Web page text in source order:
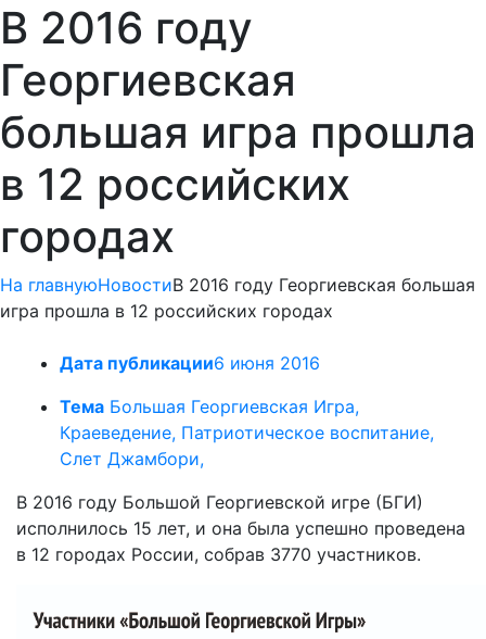
В 2016 году
Георгиевская
большая игра прошла
в 12 российских
городах
На главнуюНовостиВ 2016 году Георгиевская большая
игра прошла в 12 российских городах
Дата публикации6 июня 2016
Тема Большая Георгиевская Игра,
Краеведение, Патриотическое воспитание,
Слет Джамбори,
В 2016 году Большой Георгиевской игре (БГИ)
исполнилось 15 лет, и она была успешно проведена
в 12 городах России, собрав 3770 участников.